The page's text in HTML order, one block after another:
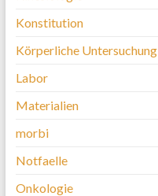
Konstitution
Körperliche Untersuchung
Labor
Materialien
morbi
Notfaelle
Onkologie